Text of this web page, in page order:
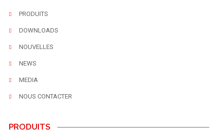
PRODUITS
DOWNLOADS
NOUVELLES
NEWS
MEDIA
NOUS CONTACTER
PRODUITS